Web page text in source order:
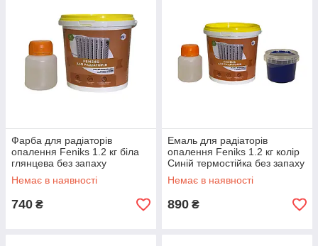
Фарба для радіаторів
опалення Feniks 1.2 кг біла
глянцева без запаху
Немає в наявності
740 ₴
Емаль для радіаторів
опалення Feniks 1.2 кг колір
Синій термостійка без запаху
Немає в наявності
890 ₴